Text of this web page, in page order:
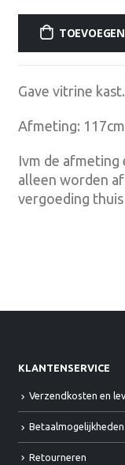
Gave vitrine kast.
Afmeting:
Ivm de afmeting
alleen worden
vergoeding
KLANTENSERVICE
Verzendkosten en
Betaalmogelijkheden
Retourneren